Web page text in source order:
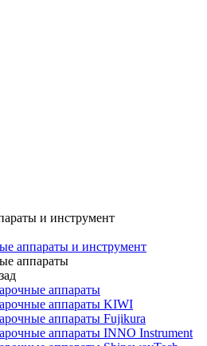
и инструмент
аппараты и инструмент
аппараты
аппараты
аппараты KIWI
аппараты Fujikura
аппараты INNO Instrument